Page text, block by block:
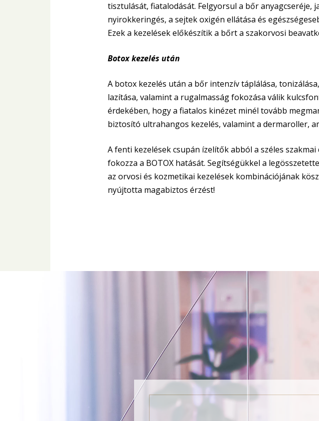
tisztulását, fiatalodását. Felgyorsul a bőr anyagcseréje,
nyirokkeringés, a sejtek oxigén ellátása és
Ezek a kezelések előkészítik a bőrt a szakorvosi
Botox kezelés után
A botox kezelés után a bőr intenzív táplálása,
lazítása, valamint a rugalmasság fokozása válik
érdekében, hogy a fiatalos kinézet minél tovább
biztosító ultrahangos kezelés, valamint a dermaroller,
A fenti kezelések csupán ízelítők abból a széles
fokozza a BOTOX hatását. Segítségükkel a
az orvosi és kozmetikai kezelések kombinációjának
nyújtotta magabiztos érzést!